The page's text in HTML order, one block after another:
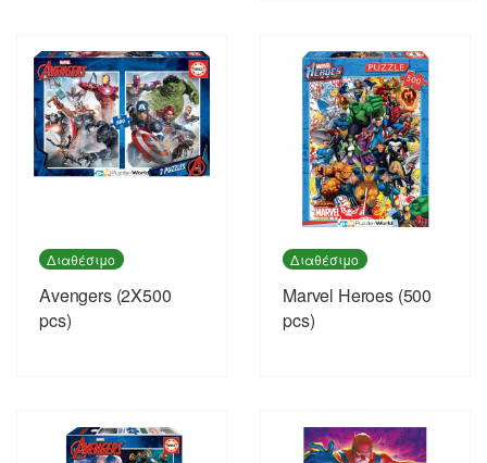
Διαθέσιμο
Avengers (2X500
pcs)
Διαθέσιμο
Marvel Heroes (500
pcs)